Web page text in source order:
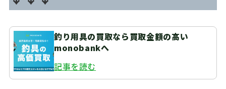
釣り用具の買取なら買取金額の高い
monobankへ
記事を読む